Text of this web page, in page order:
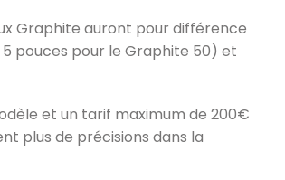
Graphite auront pour différence
pouces pour le Graphite 50) et
et un tarif maximum de 200€
plus de précisions dans la